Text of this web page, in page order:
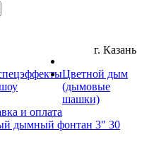
и оплата
г. Казань
Цветной дым
(дымовые
шашки)
дымный фонтан 3" 30